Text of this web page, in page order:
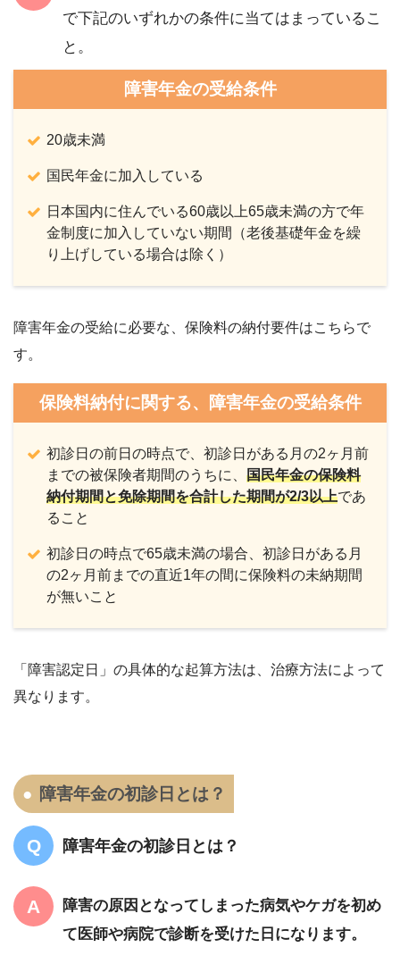
で下記のいずれかの条件に当てはまっているこ
と。
障害年金の受給条件
20歳未満
国民年金に加入している
日本国内に住んでいる60歳以上65歳未満の方で年
金制度に加入していない期間（老後基礎年金を繰
り上げしている場合は除く）
障害年金の受給に必要な、保険料の納付要件はこちらで
す。
保険料納付に関する、障害年金の受給条件
初診日の前日の時点で、初診日がある月の2ヶ月前
までの被保険者期間のうちに、国民年金の保険料
納付期間と免除期間を合計した期間が2/3以上であ
ること
初診日の時点で65歳未満の場合、初診日がある月
の2ヶ月前までの直近1年の間に保険料の未納期間
が無いこと
「障害認定日」の具体的な起算方法は、治療方法によって
異なります。
障害年金の初診日とは？
障害年金の初診日とは？
障害の原因となってしまった病気やケガを初め
て医師や病院で診断を受けた日になります。